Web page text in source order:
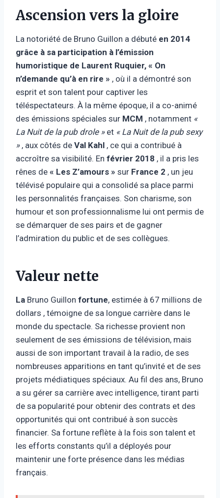
Ascension vers la gloire
La notoriété de Bruno Guillon a débuté en 2014
grâce à sa participation à l’émission
humoristique de Laurent Ruquier, « On
n’demande qu’à en rire » , où il a démontré son
esprit et son talent pour captiver les
téléspectateurs. À la même époque, il a co-animé
des émissions spéciales sur MCM , notamment «
La Nuit de la pub drole »et « La Nuit de la pub sexy
», aux côtés de Val Kahl , ce qui a contribué à
accroître sa visibilité. En février 2018 , il a pris les
rênes de « Les Z’amours » sur France 2 , un jeu
télévisé populaire qui a consolidé sa place parmi
les personnalités françaises. Son charisme, son
humour et son professionnalisme lui ont permis de
se démarquer de ses pairs et de gagner
l’admiration du public et de ses collègues.
Valeur nette
La Bruno Guillon fortune, estimée à 67 millions de
dollars , témoigne de sa longue carrière dans le
monde du spectacle. Sa richesse provient non
seulement de ses émissions de télévision, mais
aussi de son important travail à la radio, de ses
nombreuses apparitions en tant qu’invité et de ses
projets médiatiques spéciaux. Au fil des ans, Bruno
a su gérer sa carrière avec intelligence, tirant parti
de sa popularité pour obtenir des contrats et des
opportunités qui ont contribué à son succès
financier. Sa fortune reflète à la fois son talent et
les efforts constants qu’il a déployés pour
maintenir une forte présence dans les médias
français.